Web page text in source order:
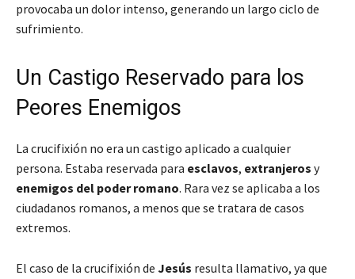
provocaba un dolor intenso, generando un largo ciclo de
sufrimiento.
Un Castigo Reservado para los
Peores Enemigos
La crucifixión no era un castigo aplicado a cualquier
persona. Estaba reservada para esclavos, extranjeros y
enemigos del poder romano. Rara vez se aplicaba a los
ciudadanos romanos, a menos que se tratara de casos
extremos.
El caso de la crucifixión de Jesús resulta llamativo, ya que